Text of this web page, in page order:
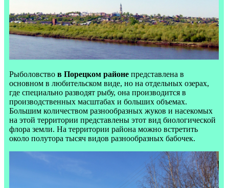
Рыболовство в Порецком районе представлена в
основном в любительском виде, но на отдельных озерах,
где специально разводят рыбу, она производится в
производственных масштабах и больших объемах.
Большим количеством разнообразных жуков и насекомых
на этой территории представлены этот вид биологической
флора земли. На территории района можно встретить
около полутора тысяч видов разнообразных бабочек.